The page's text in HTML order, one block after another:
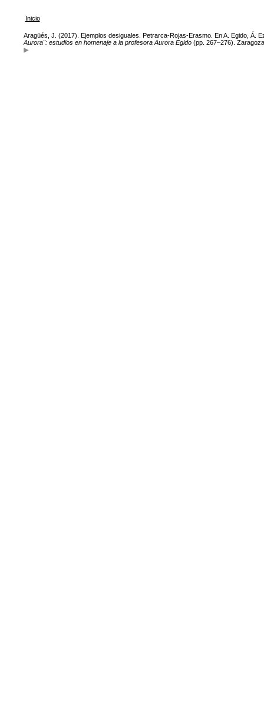
Inicio
Aragüés, J. (2017). Ejemplos desiguales. Petrarca-Rojas-Erasmo. En A. Egido, Á.
Aurora": estudios en homenaje a la profesora Aurora Egido(pp. 267–276).